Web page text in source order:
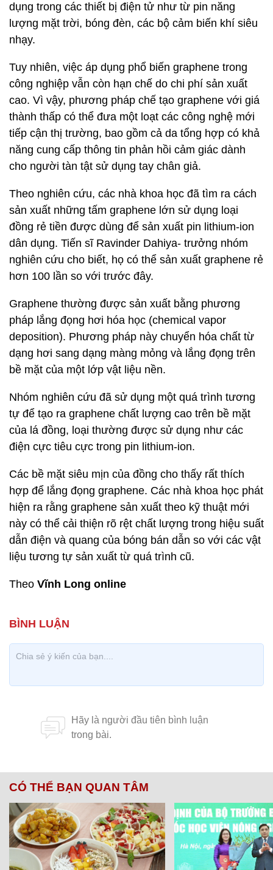
dụng trong các thiết bị điện tử như từ pin năng
lượng mặt trời, bóng đèn, các bộ cảm biến khí siêu
nhạy.
Tuy nhiên, việc áp dụng phổ biến graphene trong
công nghiệp vẫn còn hạn chế do chi phí sản xuất
cao. Vì vậy, phương pháp chế tạo graphene với giá
thành thấp có thể đưa một loạt các công nghệ mới
tiếp cận thị trường, bao gồm cả da tổng hợp có khả
năng cung cấp thông tin phản hồi cảm giác dành
cho người tàn tật sử dụng tay chân giả.
Theo nghiên cứu, các nhà khoa học đã tìm ra cách
sản xuất những tấm graphene lớn sử dụng loại
đồng rẻ tiền được dùng để sản xuất pin lithium-ion
dân dụng. Tiến sĩ Ravinder Dahiya- trưởng nhóm
nghiên cứu cho biết, họ có thể sản xuất graphene rẻ
hơn 100 lần so với trước đây.
Graphene thường được sản xuất bằng phương
pháp lắng đọng hơi hóa học (chemical vapor
deposition). Phương pháp này chuyển hóa chất từ
dạng hơi sang dạng màng mỏng và lắng đọng trên
bề mặt của một lớp vật liệu nền.
Nhóm nghiên cứu đã sử dụng một quá trình tương
tự để tạo ra graphene chất lượng cao trên bề mặt
của lá đồng, loại thường được sử dụng như các
điện cực tiêu cực trong pin lithium-ion.
Các bề mặt siêu mịn của đồng cho thấy rất thích
hợp để lắng đọng graphene. Các nhà khoa học phát
hiện ra rằng graphene sản xuất theo kỹ thuật mới
này có thể cải thiện rõ rệt chất lượng trong hiệu suất
dẫn điện và quang của bóng bán dẫn so với các vật
liệu tương tự sản xuất từ quá trình cũ.
Theo Vĩnh Long online
CÓ THỂ BẠN QUAN TÂM